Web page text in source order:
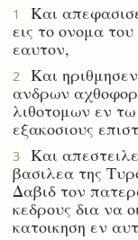
1
Και
εις το ονομα του
εαυτον,
2
Και
ανδρων
λιθοτομων εν τω
εξακοσιους
3
Και
βασιλεα της
Δαβιδ τον
κεδρους δια να
κατοικηση εν